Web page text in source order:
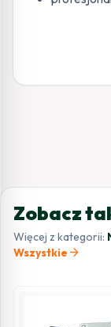
Zobacz
Więcej z kategorii:
Wszystkie arrow_forward